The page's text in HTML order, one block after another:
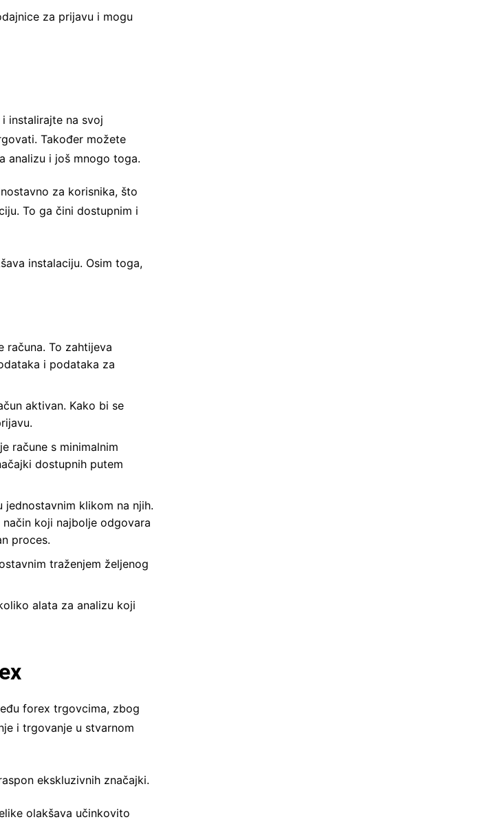
za prijavu i mogu
instalirajte na svoj
Također možete
analizu i još mnogo toga.
za korisnika, što
To ga čini dostupnim i
instalaciju. Osim toga,
računa. To zahtijeva
i podataka za
aktivan. Kako bi se
račune s minimalnim
dostupnih putem
klikom na njih.
koji najbolje odgovara
proces.
traženjem željenog
alata za analizu koji
forex trgovcima, zbog
i trgovanje u stvarnom
ekskluzivnih značajki.
olakšava učinkovito